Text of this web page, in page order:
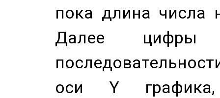
пока длина числа
Далее цифры
оси Y